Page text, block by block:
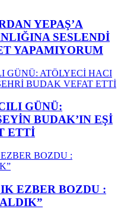
YEPAŞ’A
SESLENDİ
YAPAMIYORUM
GÜNÜ:
BUDAK’IN EŞİ
ETTİ
EZBER BOZDU :